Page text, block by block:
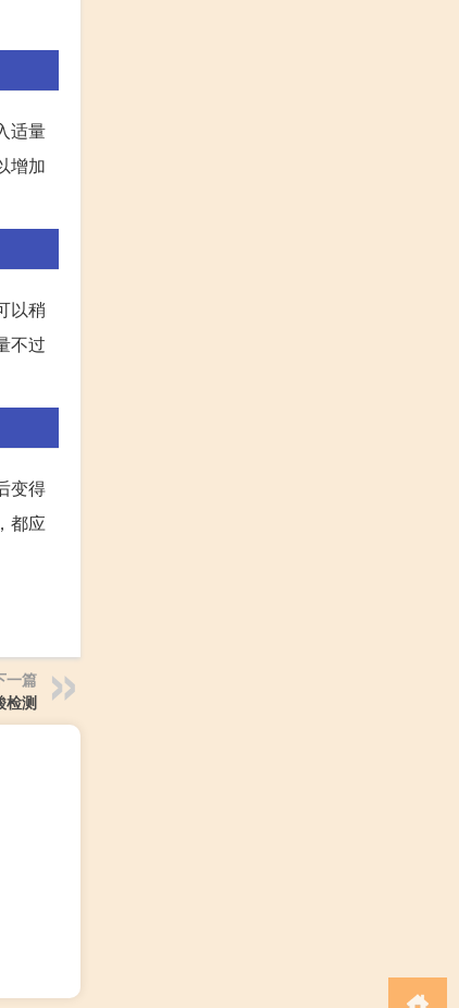
适量
增加
以稍
不过
变得
都应
一篇
检测